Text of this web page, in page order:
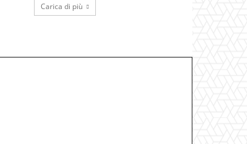
Carica di più